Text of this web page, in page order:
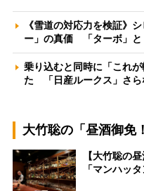
《雪道の対応力を検証》
ー」の真価 「ターボ」
乗り込むと同時に「これ
た 「日産ルークス」さ
大竹聡の「昼酒御免
【大竹聡の
「マンハッ